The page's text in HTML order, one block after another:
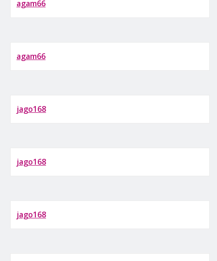
agam66
agam66
jago168
jago168
jago168